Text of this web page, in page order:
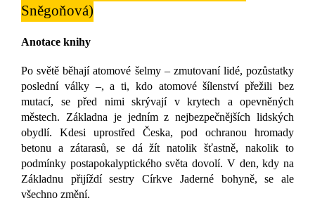
Sněgoňová)
Anotace knihy
Po světě běhají atomové šelmy – zmutovaní lidé, pozůstatky
poslední války –, a ti, kdo atomové šílenství přežili bez
mutací, se před nimi skrývají v krytech a opevněných
městech. Základna je jedním z nejbezpečnějších lidských
obydlí. Kdesi uprostřed Česka, pod ochranou hromady
betonu a zátarasů, se dá žít natolik šťastně, nakolik to
podmínky postapokalyptického světa dovolí. V den, kdy na
Základnu přijíždí sestry Církve Jaderné bohyně, se ale
všechno změní.